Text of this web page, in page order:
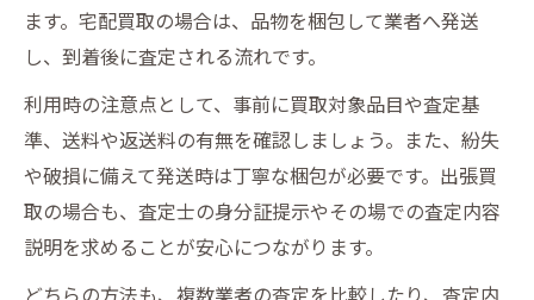
ます。宅配買取の場合は、品物を梱包して業者へ発送
し、到着後に査定される流れです。
利用時の注意点として、事前に買取対象品目や査定基
準、送料や返送料の有無を確認しましょう。また、紛失
や破損に備えて発送時は丁寧な梱包が必要です。出張買
取の場合も、査定士の身分証提示やその場での査定内容
説明を求めることが安心につながります。
どちらの方法も、複数業者の査定を比較したり、査定内